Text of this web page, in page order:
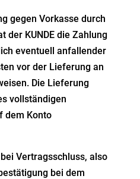
gegen Vorkasse durch
der KUNDE die Zahlung
eventuell anfal­lender
vor der Lieferung an
Die Lieferung
vollstän­digen
dem Konto
Vertrags­schluss, also
bei dem